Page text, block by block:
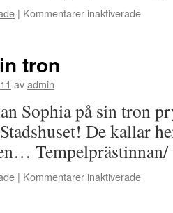
| Kommentarer inaktiveradeför
tron
avadmin
Sophia på sin tron
De kallar
Tempelprästinnan/
| Kommentarer inaktiveradeför